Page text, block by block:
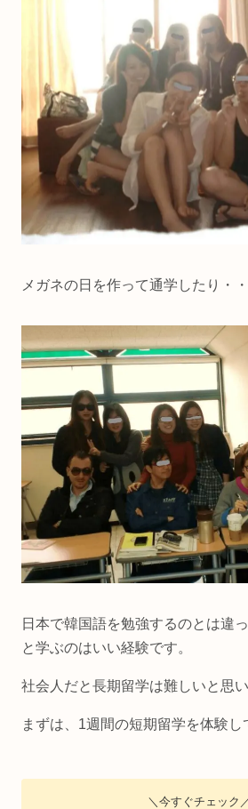
メガネの日を作って通学したり・
日本で韓国語を勉強するのとは違
と学ぶのはいい経験です。
社会人だと長期留学は難しいと思い
まずは、1週間の短期留学を体験
＼今すぐチェック